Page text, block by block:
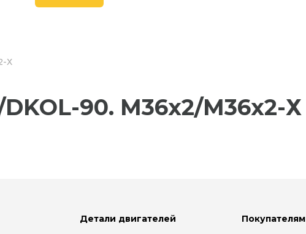
Х
DKOL-90. М36х2/М36х2-Х
Детали двигателей Покупателям